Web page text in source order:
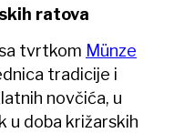
ratova
tvrtkom Münze
tradicije i
novčića, u
u doba križarskih